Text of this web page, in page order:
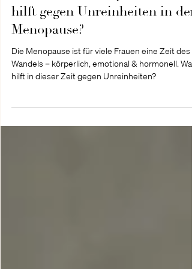
3 Min. Lesezeit
Hormonelle Hautprobleme:
hilft gegen Unreinheiten in der
Menopause?
Wandels – körperlich, emotional & hormonell. Was